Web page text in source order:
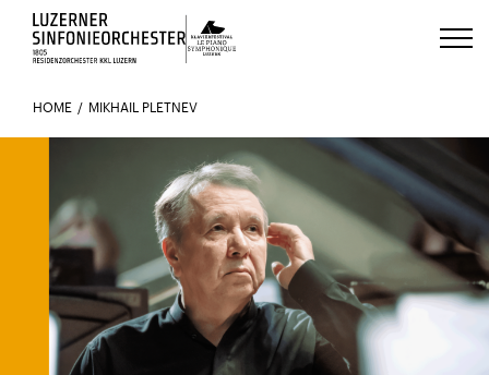
Luzerns Klavierfestival «Le Piano
HOME MIKHAIL PLETNEV